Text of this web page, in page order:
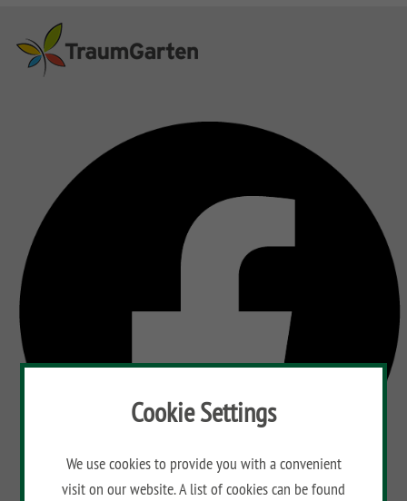
Cookie Settings
We use cookies to provide you with a convenient
visit on our website. A list of cookies can be found